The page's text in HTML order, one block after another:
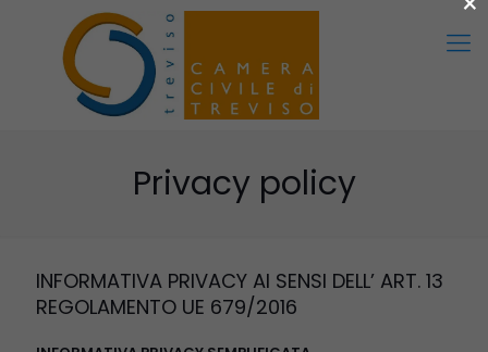
Privacy policy
INFORMATIVA PRIVACY AI SENSI DELL’ ART. 13
REGOLAMENTO UE 679/2016